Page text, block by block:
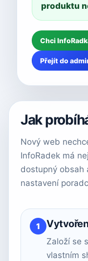
produktu
Chci
Přejít do
Jak
Nový web
InfoRadek má
dostupný obsah
nastavení
Založí se
vlastním